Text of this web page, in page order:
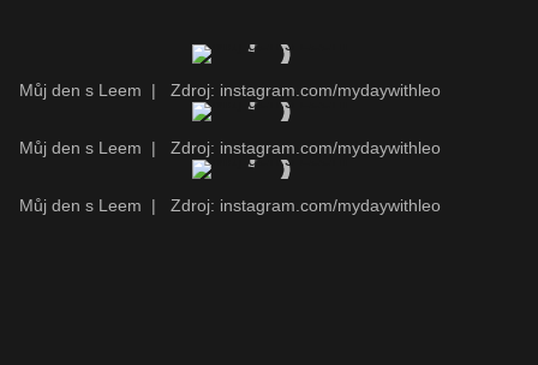
Můj den s Leem | Zdroj: instagram.com/mydaywithleo
Můj den s Leem | Zdroj: instagram.com/mydaywithleo
Můj den s Leem | Zdroj: instagram.com/mydaywithleo